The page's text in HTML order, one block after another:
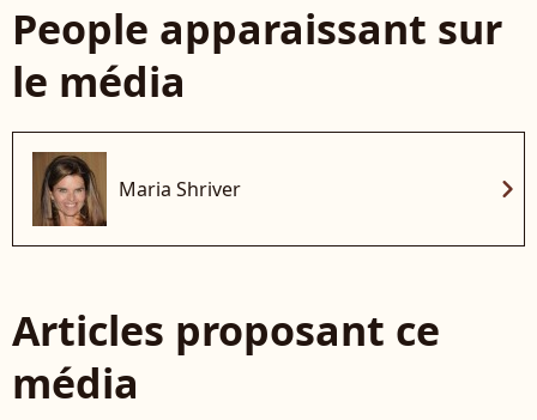
People apparaissant sur
le média
Maria Shriver chevron_right
Articles proposant ce
média